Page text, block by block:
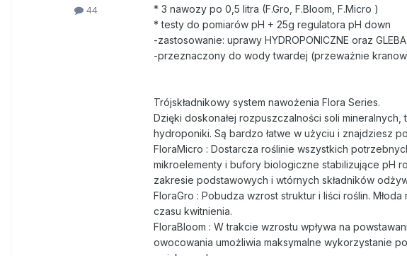
44
* 3 nawozy po 0,5 litra (F.Gro, F.Bloom, F.Micro )
* testy do pomiarów pH + 25g regulatora pH down
-zastosowanie: uprawy HYDROPONICZNE oraz GLEBA
-przeznaczony do wody twardej (przeważnie
Trójskładnikowy system nawożenia Flora Series.
Dzięki doskonałej rozpuszczalności soli
hydroponiki. Są bardzo łatwe w użyciu i znajdziesz
FloraMicro : Dostarcza roślinie wszystkich
mikroelementy i bufory biologiczne stabilizujące pH
zakresie podstawowych i wtórnych składników
FloraGro : Pobudza wzrost struktur i liści roślin.
czasu kwitnienia.
FloraBloom : W trakcie wzrostu wpływa na
owocowania umożliwia maksymalne wykorzystanie